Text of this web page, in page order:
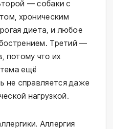
— собаки с
хроническим
диета, и любое
Третий —
потому что их
ещё
не справляется даже
нагрузкой.
Аллергия